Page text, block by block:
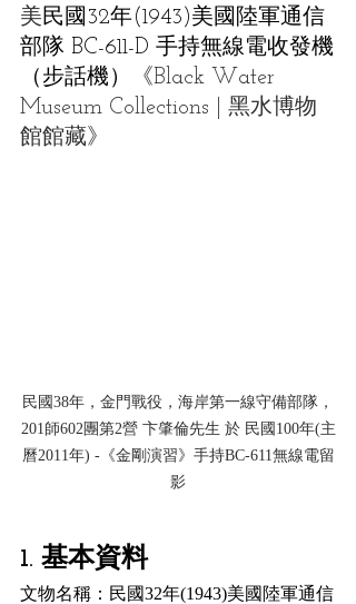
美民國32年(1943)美國陸軍通信
部隊 BC-611-D 手持無線電收發機
（步話機）
《Black Water
Museum Collections | 黑水博物
館館藏》
民國38年，金門戰役，海岸第一線守備部隊，
201師602團第2營 卞肇倫先生 於 民國100年(主
曆2011年) -《金剛演習》手持BC-611無線電留
影
1. 基本資料
文物名稱：民國32年(1943)美國陸軍通信